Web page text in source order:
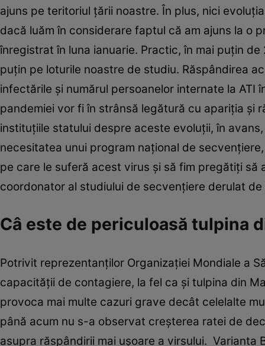
ajuns pe teritoriul ţării noastre. În plus, nici
dacă luăm în considerare faptul că am ajuns la o
înregistrat în luna ianuarie. Practic, în mai puţin
puţin pe loturile noastre de studiu. Răspândirea
infectările şi numărul persoanelor internate la ATI
pandemiei vor fi în strânsă legătură cu apariţia şi
instituţiile statului despre aceste evoluţii, în
necesitatea unui program naţional de
pe care le suferă acest virus şi să fim pregătiţi să
coordonator al studiului de secvenţiere derulat
Câ este de periculoasă tulpina
Potrivit reprezentanţilor Organizaţiei Mondiale a
capacităţii de contagiere, la fel ca şi tulpina din
provoca mai multe cazuri grave decât celelalte
până acum nu s-a observat creşterea ratei de
asupra răspândirii mai uşoare a virsului. Varianta